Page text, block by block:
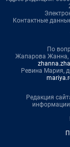
Контактные
По
Жапарова Жанна,
Ревина Мария,
Редакция